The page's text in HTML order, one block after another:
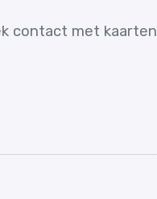
contact met kaarten